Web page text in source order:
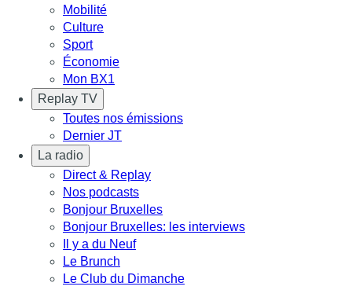
Mobilité
Culture
Sport
Économie
Mon BX1
Replay TV
Toutes nos émissions
Dernier JT
La radio
Direct & Replay
Nos podcasts
Bonjour Bruxelles
Bonjour Bruxelles: les interviews
Il y a du Neuf
Le Brunch
Le Club du Dimanche